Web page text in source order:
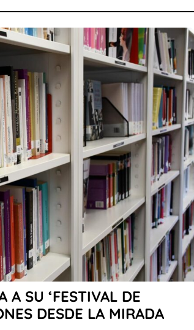
A SU ‘FESTIVAL DE
DESDE LA MIRADA